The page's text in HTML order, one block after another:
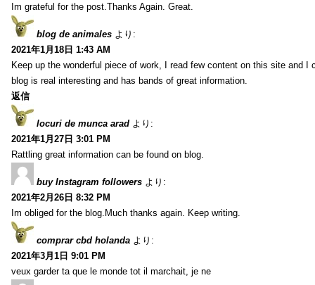
Im grateful for the post.Thanks Again. Great.
blog de animales より:
2021年1月18日 1:43 AM
Keep up the wonderful piece of work, I read few content on this site and I
blog is real interesting and has bands of great information.
返信
locuri de munca arad より:
2021年1月27日 3:01 PM
Rattling great information can be found on blog.
buy Instagram followers より:
2021年2月26日 8:32 PM
Im obliged for the blog.Much thanks again. Keep writing.
comprar cbd holanda より:
2021年3月1日 9:01 PM
veux garder ta que le monde tot il marchait, je ne